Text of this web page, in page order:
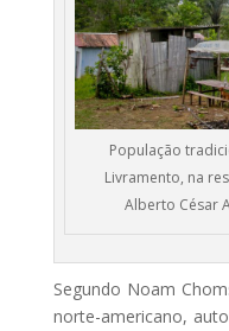
População
Livramento, na
Alberto César
Segundo Noam
norte-americano,